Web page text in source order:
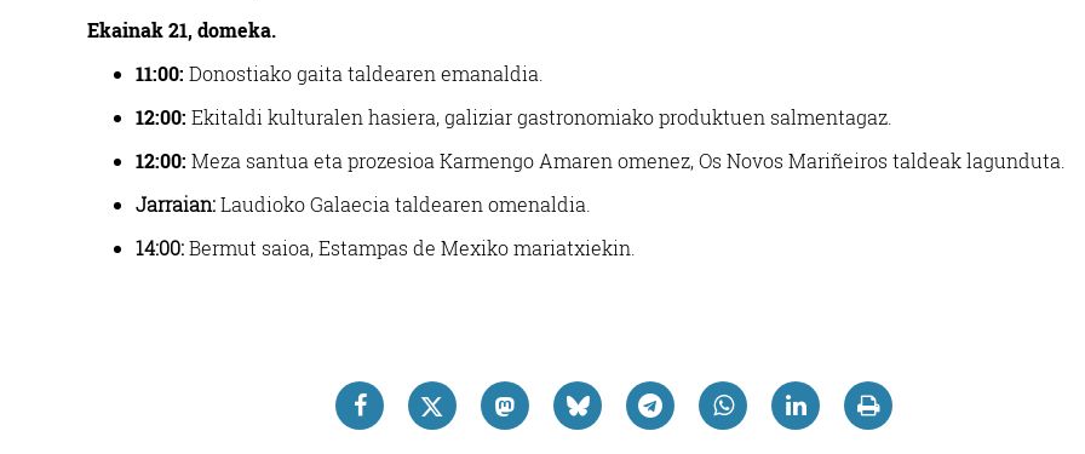
Ekainak 21,domeka.
11:00: Donostiako gaita taldearen emanaldia.
12:00: Ekitaldi kulturalen hasiera, galiziar gastronomiako produktuen salmentagaz.
12:00: Meza santua eta prozesioa Karmengo Amaren omenez, Os Novos Mariñeiros taldeak lagunduta.
Jarraian:Laudioko Galaecia taldearen omenaldia.
14:00:Bermut saioa, Estampas de Mexiko mariatxiekin.